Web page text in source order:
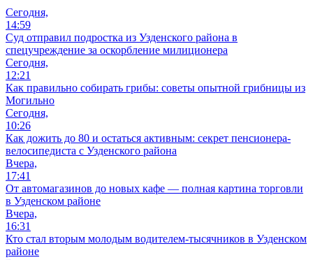
Сегодня,
14:59
Суд отправил подростка из Узденского района в
спецучреждение за оскорбление милиционера
Сегодня,
12:21
Как правильно собирать грибы: советы опытной грибницы из
Могильно
Сегодня,
10:26
Как дожить до 80 и остаться активным: секрет пенсионера-
велосипедиста с Узденского района
Вчера,
17:41
От автомагазинов до новых кафе — полная картина торговли
в Узденском районе
Вчера,
16:31
Кто стал вторым молодым водителем-тысячников в Узденском
районе